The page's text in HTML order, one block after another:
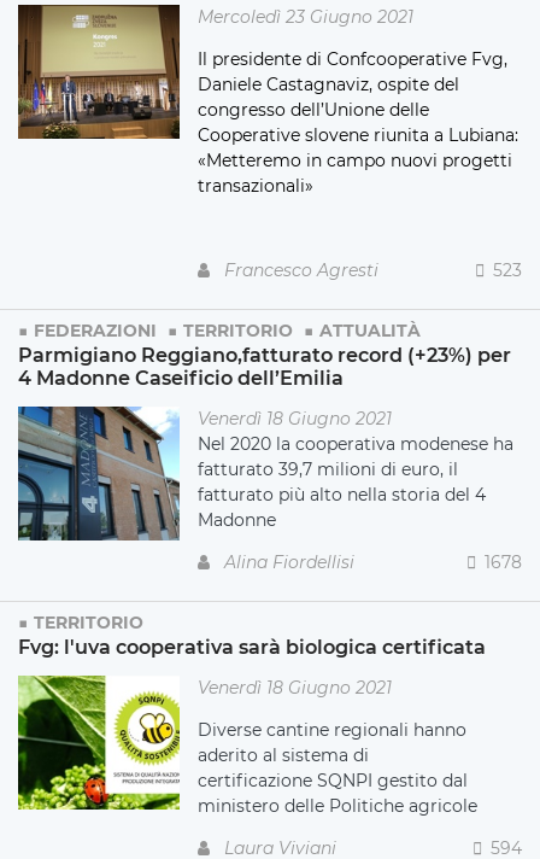
Mercoledì 23 Giugno 2021
Il presidente di Confcooperative Fvg,
Daniele Castagnaviz, ospite del
congresso dell’Unione delle
Cooperative slovene riunita a Lubiana:
«Metteremo in campo nuovi progetti
transazionali»
Francesco Agresti 523
FEDERAZIONI TERRITORIO ATTUALITÀ
Parmigiano Reggiano,fatturato record (+23%) per
4 Madonne Caseificio dell’Emilia
Venerdì 18 Giugno 2021
Nel 2020 la cooperativa modenese ha
fatturato 39,7 milioni di euro, il
fatturato più alto nella storia del 4
Madonne
Alina Fiordellisi
1678
TERRITORIO
Fvg: l'uva cooperativa sarà biologica certificata
Venerdì 18 Giugno 2021
Diverse cantine regionali hanno
aderito al sistema di
certificazioneSQNPI gestito dal
ministero delle Politiche agricole
Laura Viviani
594